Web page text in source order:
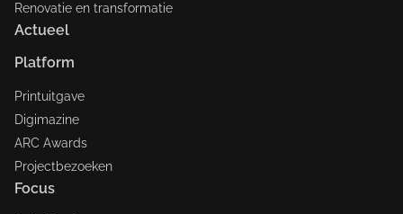
Renovatie en transformatie
Actueel
Platform
Printuitgave
Digimazine
ARC Awards
Projectbezoeken
Focus